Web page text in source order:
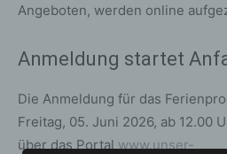
Angeboten, werden online
Anmeldung startet
Die Anmeldung für das
Freitag, 05. Juni 2026, ab 12.00
über das Portal www.unser-